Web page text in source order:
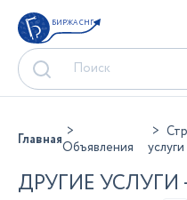
БИРЖА СНГ
ГлавнаяОбъявления
услуги
ДРУГИЕ